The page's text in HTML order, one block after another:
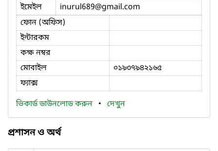
ইমেইল
inurul689@gmail.com
ফোন (অফিস)
ইন্টারকম
কক্ষ নম্বর
মোবাইল
০১৯৩৭৯৪২১৬৫
ফ্যাক্স
ভিকার্ড ডাউনলোড করুন • দেখুন
প্রশাসন ও অর্থ